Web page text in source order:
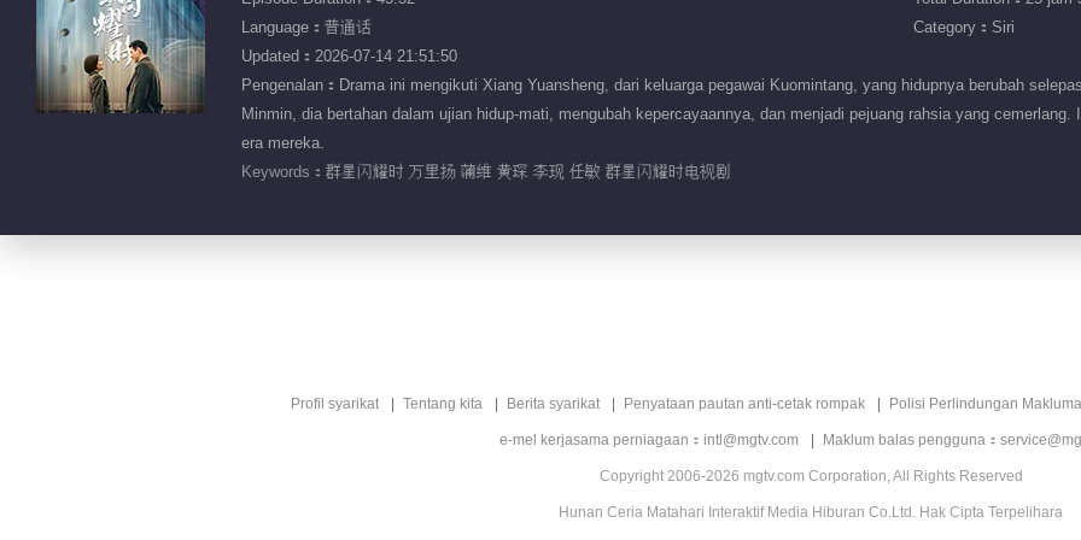
Language：普通话
Category：Siri
Updated：2026-07-14 21:51:50
Pengenalan：Drama ini mengikuti Xiang Yuansheng, dari keluarga pegawai Kuomintang, yang hidupnya berubah
Minmin, dia bertahan dalam ujian hidup-mati, mengubah kepercayaannya, dan menjadi pejuang rahsia yang
era mereka.
Keywords： 群星闪耀时 万里扬 蒲维 黄琛 李现 任敏 群星闪耀时电视剧
Profil syarikat Tentang kita Berita syarikat Penyataan pautan anti-cetak rompak Polisi Perlindungan
e-mel kerjasama perniagaan：intl@mgtv.com Maklum balas pengguna：
Copyright 2006-2026 mgtv.com Corporation, All Rights Reserved
Hunan Ceria Matahari Interaktif Media Hiburan Co.Ltd. Hak Cipta Terpelihara